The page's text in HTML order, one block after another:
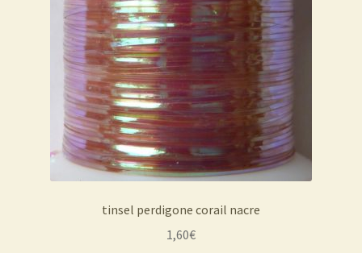
tinsel perdigone corail nacre
1,60€